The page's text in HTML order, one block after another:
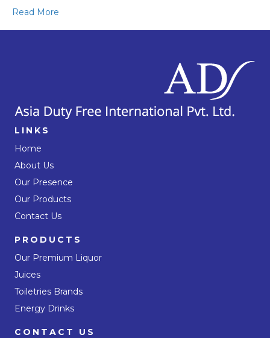
Read More
LINKS
Home
About Us
Our Presence
Our Products
Contact Us
PRODUCTS
Our Premium Liquor
Juices
Toiletries Brands
Energy Drinks
CONTACT US